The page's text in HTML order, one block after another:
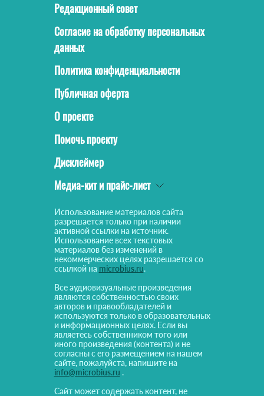
Редакционный совет
Согласие на обработку персональных
данных
Политика конфиденциальности
Публичная оферта
О проекте
Помочь проекту
Дисклеймер
Медиа-кит и прайс-лист
Использование материалов сайта
разрешается только при наличии
активной ссылки на источник.
Использование всех текстовых
материалов без изменений в
некоммерческих целях разрешается со
ссылкой на microbius.ru.
Все аудиовизуальные произведения
являются собственностью своих
авторов и правообладателей и
используются только в образовательных
и информационных целях. Если вы
являетесь собственником того или
иного произведения (контента) и не
согласны с его размещением на нашем
сайте, пожалуйста, напишите на
info@microbius.ru .
Сайт может содержать контент, не